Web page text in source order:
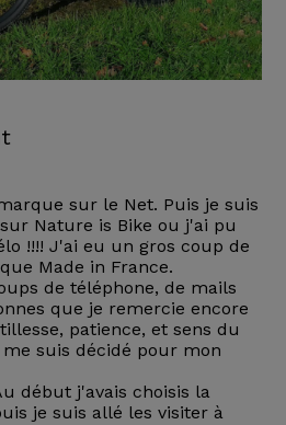
sur le Net. Puis je suis
Nature is Bike ou j'ai pu
!!!! J'ai eu un gros coup de
Made in France.
de téléphone, de mails
que je remercie encore
patience, et sens du
suis décidé pour mon
début j'avais choisis la
je suis allé les visiter à